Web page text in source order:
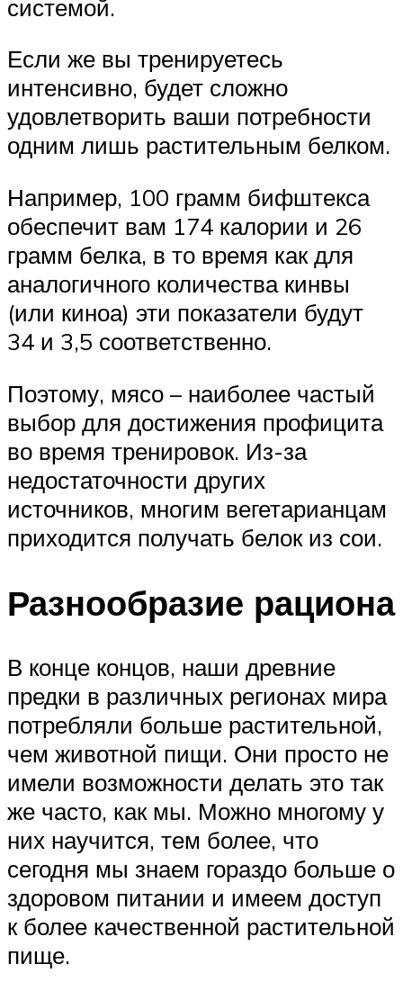
системой.
Если же вы тренируетесь
интенсивно, будет сложно
удовлетворить ваши потребности
одним лишь растительным белком.
Например, 100 грамм бифштекса
обеспечит вам 174 калории и 26
грамм белка, в то время как для
аналогичного количества кинвы
(или киноа) эти показатели будут
34 и 3,5 соответственно.
Поэтому, мясо – наиболее частый
выбор для достижения профицита
во время тренировок. Из-за
недостаточности других
источников, многим вегетарианцам
приходится получать белок из сои.
Разнообразие рациона
В конце концов, наши древние
предки в различных регионах мира
потребляли больше растительной,
чем животной пищи. Они просто не
имели возможности делать это так
же часто, как мы. Можно многому у
них научится, тем более, что
сегодня мы знаем гораздо больше о
здоровом питании и имеем доступ
к более качественной растительной
пище.